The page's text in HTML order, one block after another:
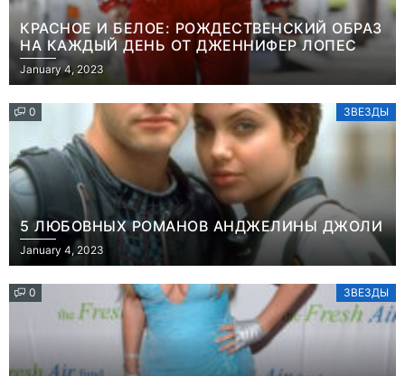
КРАСНОЕ И БЕЛОЕ: РОЖДЕСТВЕНСКИЙ ОБРАЗ
НА КАЖДЫЙ ДЕНЬ ОТ ДЖЕННИФЕР ЛОПЕС
January 4, 2023
0 ЗВЕЗДЫ
5 ЛЮБОВНЫХ РОМАНОВ АНДЖЕЛИНЫ ДЖОЛИ
January 4, 2023
0 ЗВЕЗДЫ